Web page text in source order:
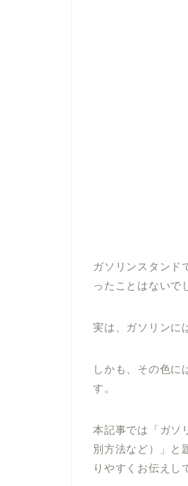
ガソリンスタンド
ったことはないで
実は、ガソリンに
しかも、その色に
す。
本記事では「ガソ
別方法など）」と
りやすくお伝えし